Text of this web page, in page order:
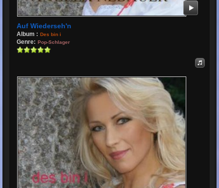
Auf Wiederseh'n
Album : Des bin i
Genre: Pop-Schlager